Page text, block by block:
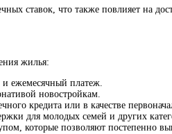
ставок, что также повлияет на
жилья:
ежемесячный платеж.
новостройкам.
кредита или в качестве
для молодых семей и других
которые позволяют постепенно